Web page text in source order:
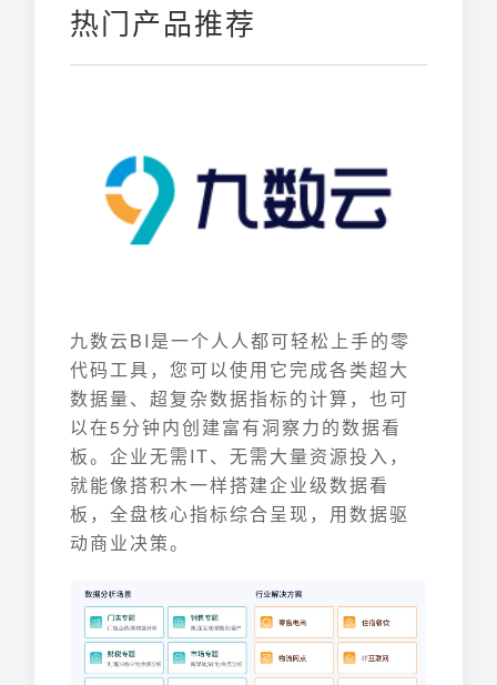
热门产品推荐
九数云BI是一个人人都可轻松上手的零
代码工具，您可以使用它完成各类超大
数据量、超复杂数据指标的计算，也可
以在5分钟内创建富有洞察力的数据看
板。企业无需IT、无需大量资源投入，
就能像搭积木一样搭建企业级数据看
板，全盘核心指标综合呈现，用数据驱
动商业决策。